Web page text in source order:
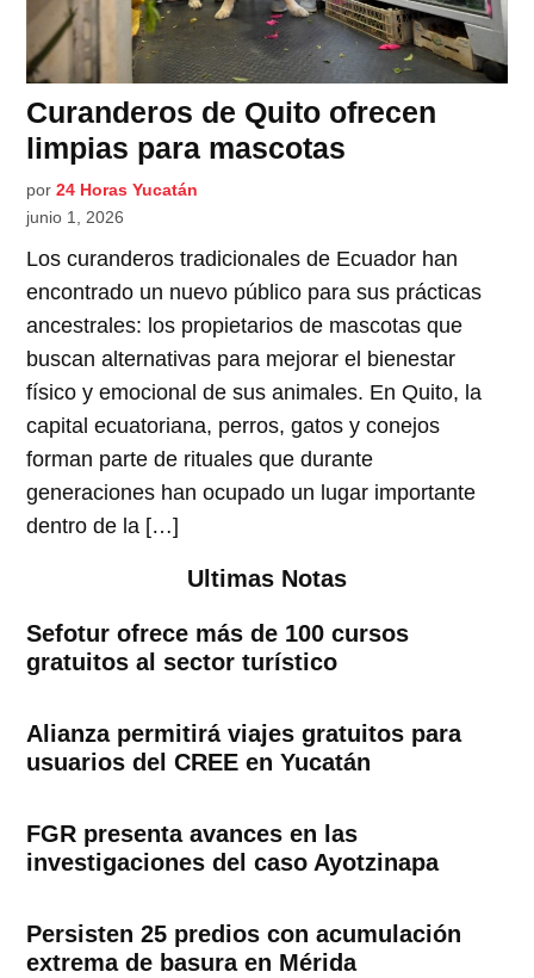
Curanderos de Quito ofrecen
limpias para mascotas
por 24 Horas Yucatán
junio 1, 2026
Los curanderos tradicionales de Ecuador han
encontrado un nuevo público para sus prácticas
ancestrales: los propietarios de mascotas que
buscan alternativas para mejorar el bienestar
físico y emocional de sus animales. En Quito, la
capital ecuatoriana, perros, gatos y conejos
forman parte de rituales que durante
generaciones han ocupado un lugar importante
dentro de la […]
Ultimas Notas
Sefotur ofrece más de 100 cursos
gratuitos al sector turístico
Alianza permitirá viajes gratuitos para
usuarios del CREE en Yucatán
FGR presenta avances en las
investigaciones del caso Ayotzinapa
Persisten 25 predios con acumulación
extrema de basura en Mérida